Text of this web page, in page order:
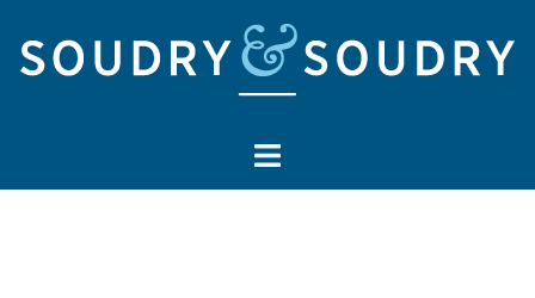
zum
Inhalt